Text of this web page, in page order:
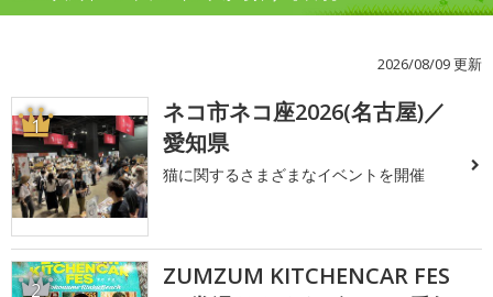
2026/08/09 更新
1
ネコ市ネコ座2026(名古屋)／
愛知県
猫に関するさまざまなイベントを開催
2
ZUMZUM KITCHENCAR FES